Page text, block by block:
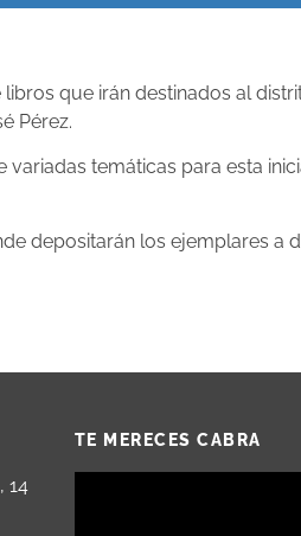
que irán destinados al
Pérez.
temáticas para esta
depositarán los ejemplares a
14
TE MERECES CABRA